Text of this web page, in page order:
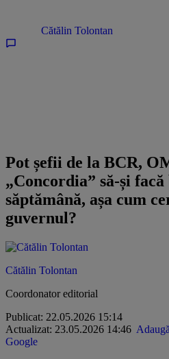
Cătălin Tolontan
Pot șefii de la BCR,
„Concordia” să-și
săptămână, așa cum
guvernul?
Cătălin Tolontan
Coordonator editorial
Publicat: 22.05.2026 15:14
Actualizat: 23.05.2026 14:46
Google